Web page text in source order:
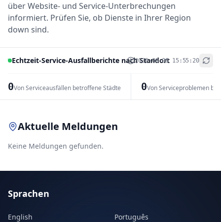
über Website- und Service-Unterbrechungen
informiert. Prüfen Sie, ob Dienste in Ihrer Region
down sind.
Echtzeit-Service-Ausfallberichte nach Standort
2026-08-08 15:55:20
0Von Serviceausfällen betroffene Städte 0Von Serviceproblemen
+
Aktuelle Meldungen
Keine Meldungen gefunden.
Sprachen
English
Português